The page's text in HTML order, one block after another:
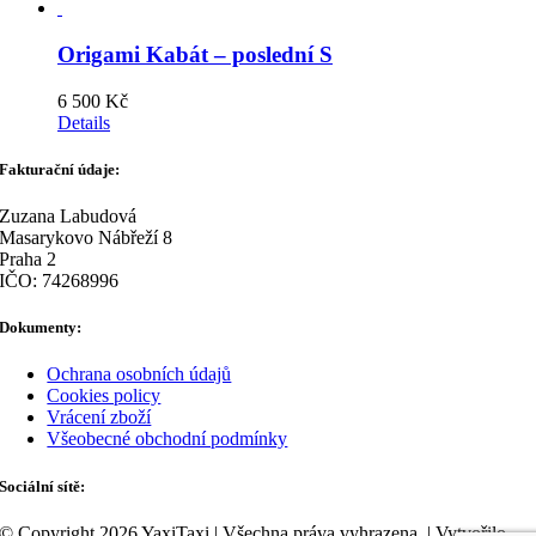
890 Kč. 800 Kč.
Origami Kabát – poslední S
6 500 Kč
Details
Fakturační údaje:
Zuzana Labudová
Masarykovo Nábřeží 8
Praha 2
IČO: 74268996
Dokumenty:
Ochrana osobních údajů
Cookies policy
Vrácení zboží
Všeobecné obchodní podmínky
Sociální sítě: